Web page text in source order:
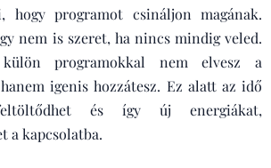
hogy programot csináljon magának.
nem is szeret, ha nincs mindig veled.
programokkal nem elvesz a
igenis hozzátesz. Ez alatt az idő
és így új energiákat,
a kapcsolatba.